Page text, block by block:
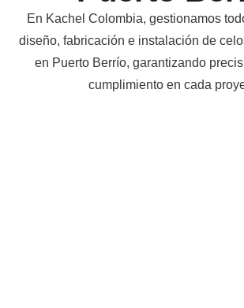
En Kachel Colombia, gestionamos
diseño, fabricación e instalación de
en Puerto Berrío, garantizando
cumplimiento en cada